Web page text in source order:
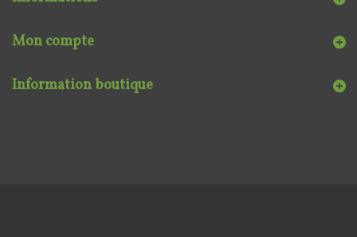
Mon compte
Information boutique